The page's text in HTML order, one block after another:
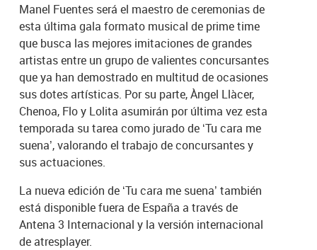
Manel Fuentes será el maestro de ceremonias de
esta última gala formato musical de prime time
que busca las mejores imitaciones de grandes
artistas entre un grupo de valientes concursantes
que ya han demostrado en multitud de ocasiones
sus dotes artísticas. Por su parte, Àngel Llàcer,
Chenoa, Flo y Lolita asumirán por última vez esta
temporada su tarea como jurado de ‘Tu cara me
suena’, valorando el trabajo de concursantes y
sus actuaciones.
La nueva edición de ‘Tu cara me suena’ también
está disponible fuera de España a través de
Antena 3 Internacional y la versión internacional
de atresplayer.